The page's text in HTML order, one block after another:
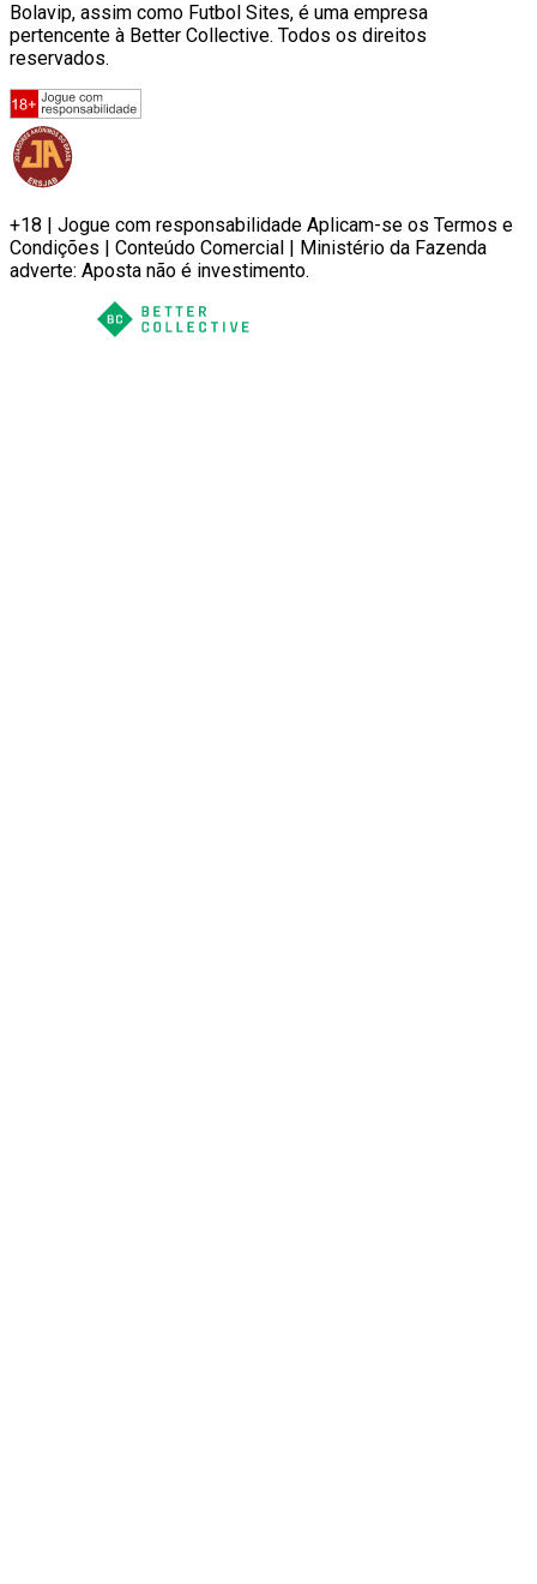
Bolavip, assim como Futbol Sites, é uma empresa
pertencente à Better Collective. Todos os direitos
reservados.
+18 | Jogue com responsabilidade Aplicam-se os Termos e
Condições | Conteúdo Comercial | Ministério da Fazenda
adverte: Aposta não é investimento.